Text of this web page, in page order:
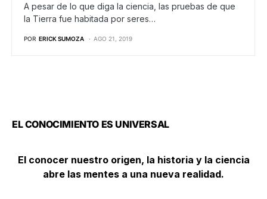
A pesar de lo que diga la ciencia, las pruebas de que
la Tierra fue habitada por seres…
POR ERICK SUMOZA AGO 21, 2019
EL CONOCIMIENTO ES UNIVERSAL
El conocer nuestro origen, la historia y la ciencia
abre las mentes a una nueva realidad.